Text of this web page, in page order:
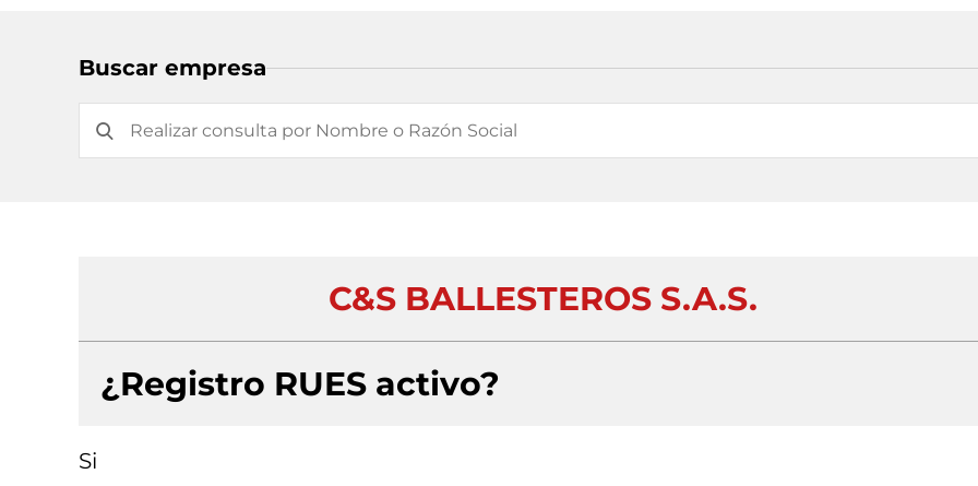
Buscar empresa
C&S BALLESTEROS S.A.S.
¿Registro RUES activo?
Si